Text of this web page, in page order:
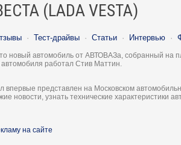
(LADA VESTA)
· Тест-драйвы · Статьи · Интервью ·
новый автомобиль от АВТОВАЗа, собранный на
работал Стив Маттин.
впервые представлен на Московском
новости, узнать технические
на сайте